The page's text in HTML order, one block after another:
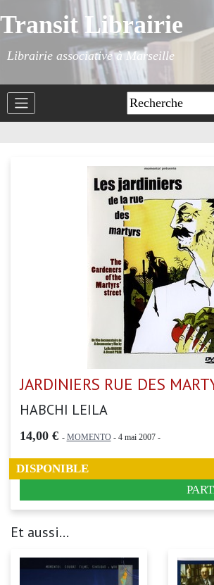
Transit Librairie
Librairie associative à Marseille
JARDINIERS RUE DES
HABCHI LEILA
14,00 € - MOMENTO- 4 mai 2007 -
DISPONIBLE
Et aussi...